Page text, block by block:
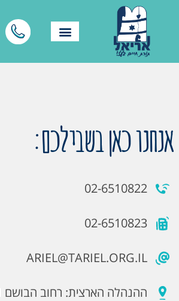
אנחנו כאן בשבילכם:
02-6510822
02-6510823
ARIEL@TARIEL.ORG.IL
ההנהלה הארצית: רחוב הבושם 11, גילה ירושלים